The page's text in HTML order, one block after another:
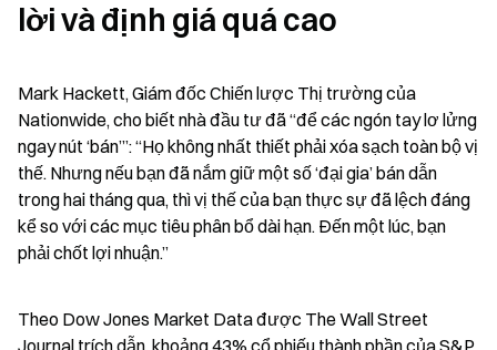
lời và định giá quá cao
Mark Hackett, Giám đốc Chiến lược Thị trường của
Nationwide, cho biết nhà đầu tư đã “để các ngón tay lơ lửng
ngay nút ‘bán’”: “Họ không nhất thiết phải xóa sạch toàn bộ vị
thế. Nhưng nếu bạn đã nắm giữ một số ‘đại gia’ bán dẫn
trong hai tháng qua, thì vị thế của bạn thực sự đã lệch đáng
kể so với các mục tiêu phân bổ dài hạn. Đến một lúc, bạn
phải chốt lợi nhuận.”
Theo Dow Jones Market Data được The Wall Street
Journal trích dẫn, khoảng 43% cổ phiếu thành phần của S&P